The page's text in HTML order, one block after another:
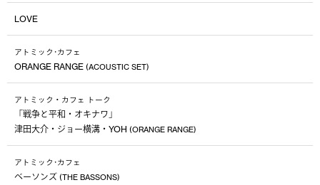
LOVE
アトミック･カフェ
ORANGE RANGE (ACOUSTIC SET)
アトミック・カフェ トーク
「戦争と平和・オキナワ」
津田大介・ジョー横溝・YOH (ORANGE RANGE)
アトミック･カフェ
べーソンズ (THE BASSONS)